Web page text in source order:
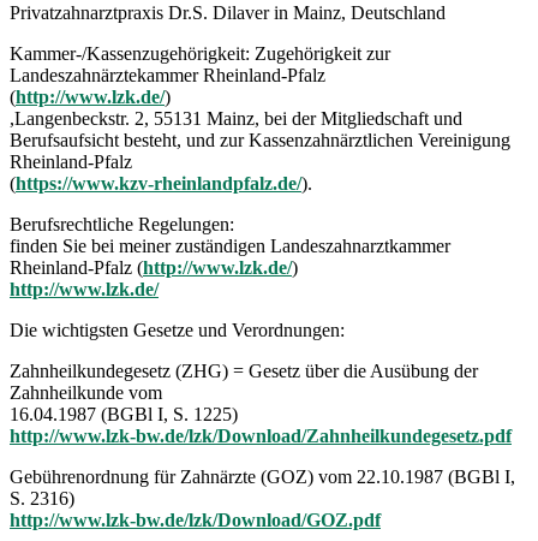
Privatzahnarztpraxis Dr.S. Dilaver in Mainz, Deutschland
Kammer-/Kassenzugehörigkeit: Zugehörigkeit zur
Landeszahnärztekammer Rheinland-Pfalz
(http://www.lzk.de/)
,Langenbeckstr. 2, 55131 Mainz, bei der Mitgliedschaft und
Berufsaufsicht besteht, und zur Kassenzahnärztlichen Vereinigung
Rheinland-Pfalz
(https://www.kzv-rheinlandpfalz.de/).
Berufsrechtliche Regelungen:
finden Sie bei meiner zuständigen Landeszahnarztkammer
Rheinland-Pfalz (http://www.lzk.de/)
http://www.lzk.de/
Die wichtigsten Gesetze und Verordnungen:
Zahnheilkundegesetz (ZHG) = Gesetz über die Ausübung der
Zahnheilkunde vom
16.04.1987 (BGBl I, S. 1225)
http://www.lzk-bw.de/lzk/Download/Zahnheilkundegesetz.pdf
Gebührenordnung für Zahnärzte (GOZ) vom 22.10.1987 (BGBl I,
S. 2316)
http://www.lzk-bw.de/lzk/Download/GOZ.pdf